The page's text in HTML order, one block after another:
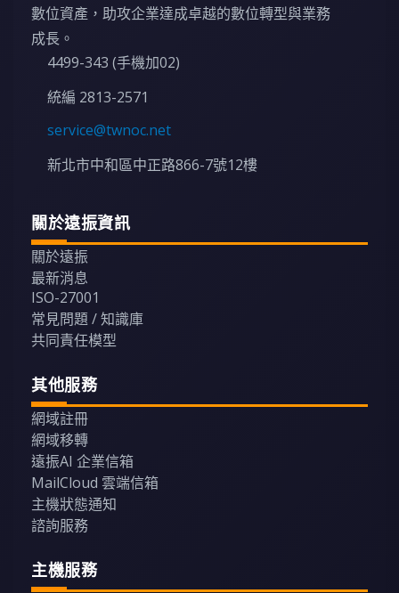
數位資產，助攻企業達成卓越的數位轉型與業務
成長。
4499-343 (手機加02)
統編 2813-2571
service@twnoc.net
新北市中和區中正路866-7號12樓
關於遠振資訊
關於遠振
最新消息
ISO-27001
常見問題 / 知識庫
共同責任模型
其他服務
網域註冊
網域移轉
遠振AI 企業信箱
MailCloud 雲端信箱
主機狀態通知
諮詢服務
主機服務